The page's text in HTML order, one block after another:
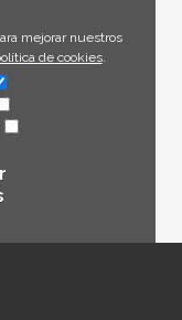
mejorar nuestros
de cookies.